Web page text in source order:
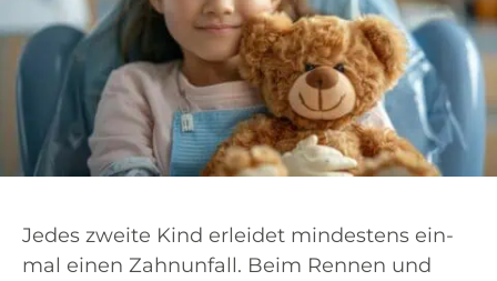
Jedes zwei­te Kind erlei­det min­des­tens ein­
mal einen Zahn­un­fall. Beim Ren­nen und